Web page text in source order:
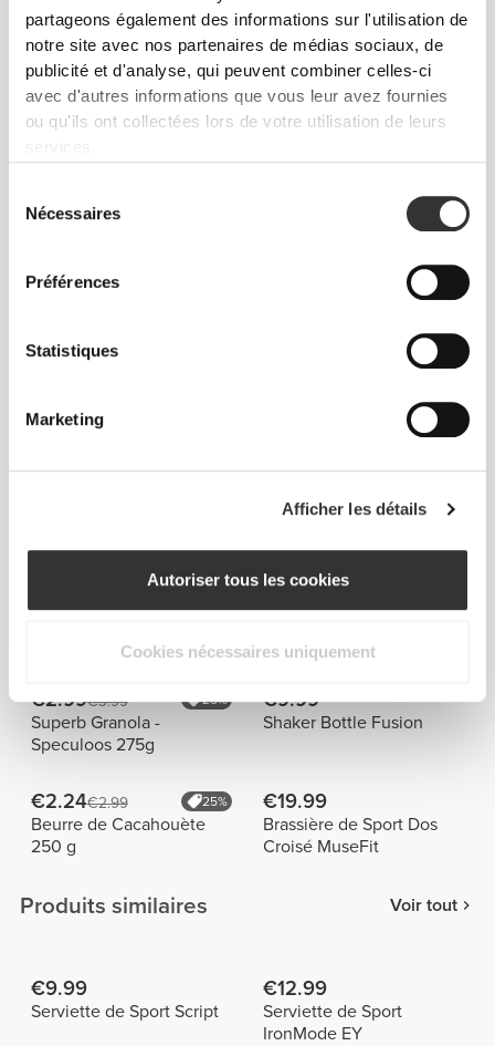
partageons également des informations sur l'utilisation de
notre site avec nos partenaires de médias sociaux, de
publicité et d'analyse, qui peuvent combiner celles-ci
avec d'autres informations que vous leur avez fournies
ou qu'ils ont collectées lors de votre utilisation de leurs
services.
Nécessaires
Préférences
Statistiques
Marketing
Afficher les détails
Autoriser tous les cookies
Cookies nécessaires uniquement
De notre communauté Voir tout
Julia
Acheté avec Voir tout
€2.99€3.99 25%
Superb Granola -
Speculoos 275g
€9.99
Shaker Bottle Fusion
€2.24€2.99 25%
Beurre de Cacahouète
250 g
€19.99
Brassière de Sport Dos
Croisé MuseFit
Produits similaires Voir tout
€9.99
Serviette de Sport Script
€12.99
Serviette de Sport
IronMode EY